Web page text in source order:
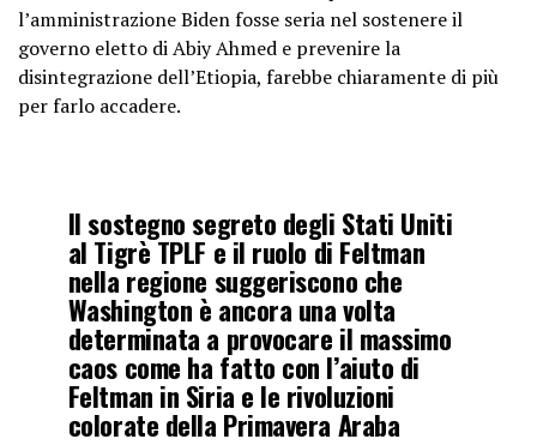
l’amministrazione Biden fosse seria nel sostenere il
governo eletto di Abiy Ahmed e prevenire la
disintegrazione dell’Etiopia, farebbe chiaramente di più
per farlo accadere.
Il sostegno segreto degli Stati Uniti
al Tigrè TPLF e il ruolo di Feltman
nella regione suggeriscono che
Washington è ancora una volta
determinata a provocare il massimo
caos come ha fatto con l’aiuto di
Feltman in Siria e le rivoluzioni
colorate della Primavera Araba